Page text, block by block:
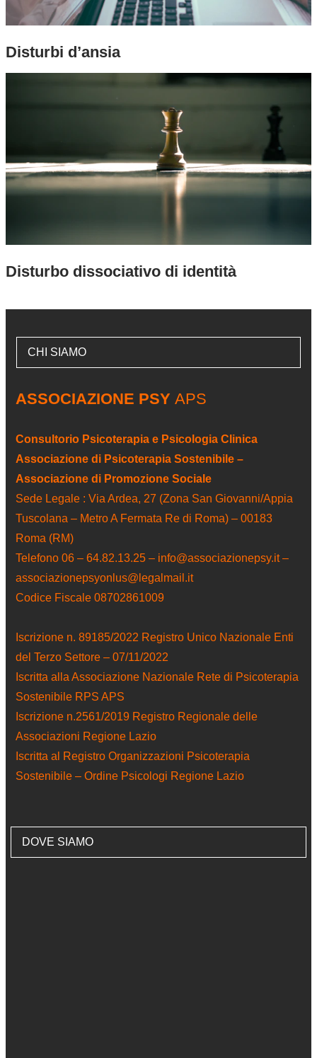
Disturbi d’ansia
Disturbo dissociativo di identità
CHI SIAMO
ASSOCIAZIONE PSY APS
Consultorio Psicoterapia e Psicologia Clinica
Associazione di Psicoterapia Sostenibile –
Associazione di Promozione Sociale
Sede Legale : Via Ardea, 27 (Zona San Giovanni/Appia
Tuscolana – Metro A Fermata Re di Roma) – 00183
Roma (RM)
Telefono 06 – 64.82.13.25 – info@associazionepsy.it –
associazionepsyonlus@legalmail.it
Codice Fiscale 08702861009
Iscrizione n. 89185/2022 Registro Unico Nazionale Enti
del Terzo Settore – 07/11/2022
Iscritta alla Associazione Nazionale Rete di Psicoterapia
Sostenibile RPS APS
Iscrizione n.2561/2019 Registro Regionale delle
Associazioni Regione Lazio
Iscritta al Registro Organizzazioni Psicoterapia
Sostenibile – Ordine Psicologi Regione Lazio
DOVE SIAMO